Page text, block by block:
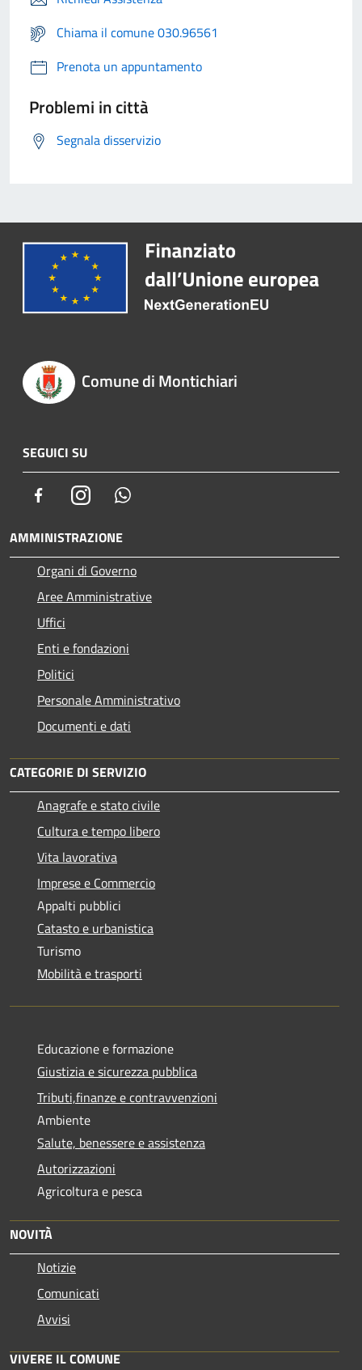
Chiama il comune 030.96561
Prenota un appuntamento
Problemi in città
Segnala disservizio
Comune di Montichiari
SEGUICI SU
FacebookInstagram
AMMINISTRAZIONE
Organi di Governo
Aree Amministrative
Uffici
Enti e fondazioni
Politici
Personale Amministrativo
Documenti e dati
CATEGORIE DI SERVIZIO
Anagrafe e stato civile
Cultura e tempo libero
Vita lavorativa
Imprese e Commercio
Appalti pubblici
Catasto e urbanistica
Turismo
Mobilità e trasporti
Educazione e formazione
Giustizia e sicurezza pubblica
Tributi,finanze e contravvenzioni
Ambiente
Salute, benessere e assistenza
Autorizzazioni
Agricoltura e pesca
NOVITÀ
Notizie
Comunicati
Avvisi
VIVERE IL COMUNE